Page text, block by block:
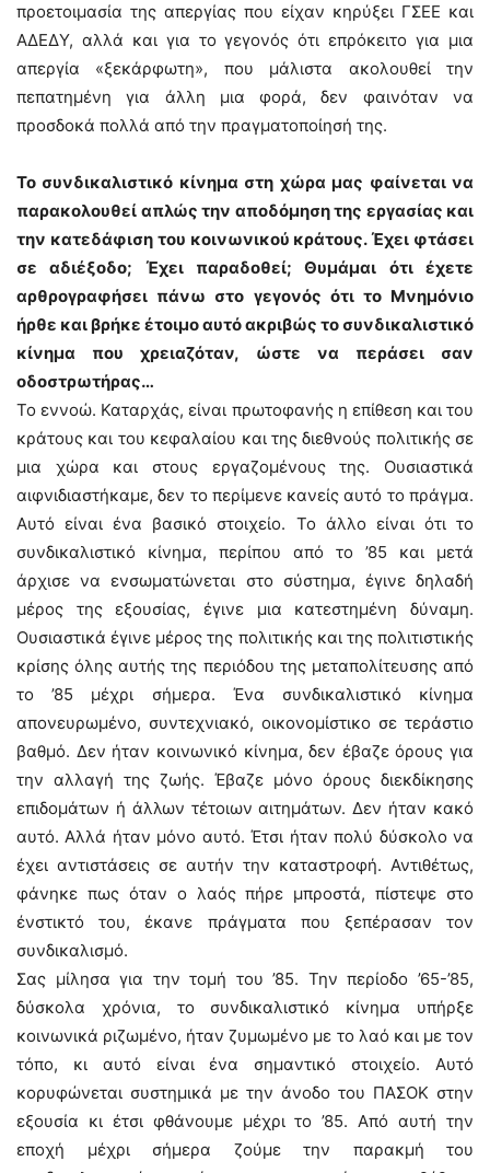
προετοιμασία της απεργίας που είχαν κηρύξει ΓΣΕΕ και
ΑΔΕΔΥ, αλλά και για το γεγονός ότι επρόκειτο για μια
απεργία «ξεκάρφωτη», που μάλιστα ακολουθεί την
πεπατημένη για άλλη μια φορά, δεν φαινόταν να
προσδοκά πολλά από την πραγματοποίησή της.
Το συνδικαλιστικό κίνημα στη χώρα μας φαίνεται να
παρακολουθεί απλώς την αποδόμηση της εργασίας και
την κατεδάφιση του κοινωνικού κράτους. Έχει φτάσει
σε αδιέξοδο; Έχει παραδοθεί; Θυμάμαι ότι έχετε
αρθρογραφήσει πάνω στο γεγονός ότι το Μνημόνιο
ήρθε και βρήκε έτοιμο αυτό ακριβώς το συνδικαλιστικό
κίνημα που χρειαζόταν, ώστε να περάσει σαν
οδοστρωτήρας…
Το εννοώ. Καταρχάς, είναι πρωτοφανής η επίθεση και του
κράτους και του κεφαλαίου και της διεθνούς πολιτικής σε
μια χώρα και στους εργαζομένους της. Ουσιαστικά
αιφνιδιαστήκαμε, δεν το περίμενε κανείς αυτό το πράγμα.
Αυτό είναι ένα βασικό στοιχείο. Το άλλο είναι ότι το
συνδικαλιστικό κίνημα, περίπου από το ’85 και μετά
άρχισε να ενσωματώνεται στο σύστημα, έγινε δηλαδή
μέρος της εξουσίας, έγινε μια κατεστημένη δύναμη.
Ουσιαστικά έγινε μέρος της πολιτικής και της πολιτιστικής
κρίσης όλης αυτής της περιόδου της μεταπολίτευσης από
το ’85 μέχρι σήμερα. Ένα συνδικαλιστικό κίνημα
απονευρωμένο, συντεχνιακό, οικονομίστικο σε τεράστιο
βαθμό. Δεν ήταν κοινωνικό κίνημα, δεν έβαζε όρους για
την αλλαγή της ζωής. Έβαζε μόνο όρους διεκδίκησης
επιδομάτων ή άλλων τέτοιων αιτημάτων. Δεν ήταν κακό
αυτό. Αλλά ήταν μόνο αυτό. Έτσι ήταν πολύ δύσκολο να
έχει αντιστάσεις σε αυτήν την καταστροφή. Αντιθέτως,
φάνηκε πως όταν ο λαός πήρε μπροστά, πίστεψε στο
ένστικτό του, έκανε πράγματα που ξεπέρασαν τον
συνδικαλισμό.
Σας μίλησα για την τομή του ’85. Την περίοδο ’65-’85,
δύσκολα χρόνια, το συνδικαλιστικό κίνημα υπήρξε
κοινωνικά ριζωμένο, ήταν ζυμωμένο με το λαό και με τον
τόπο, κι αυτό είναι ένα σημαντικό στοιχείο. Αυτό
κορυφώνεται συστημικά με την άνοδο του ΠΑΣΟΚ στην
εξουσία κι έτσι φθάνουμε μέχρι το ’85. Από αυτή την
εποχή μέχρι σήμερα ζούμε την παρακμή του